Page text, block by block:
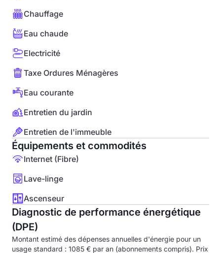
Chauffage
Eau chaude
Electricité
Taxe Ordures Ménagères
Eau courante
Entretien du jardin
Entretien de l'immeuble
Équipements et commodités
Internet (Fibre)
Lave-linge
Ascenseur
Diagnostic de performance énergétique
(DPE)
Montant estimé des dépenses annuelles d'énergie pour un
usage standard : 1085 € par an (abonnements compris). Prix